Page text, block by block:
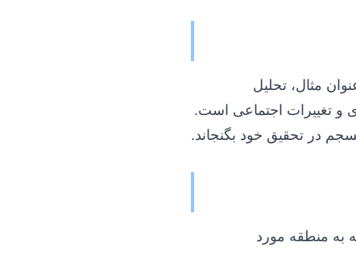
مثال، تحلیل
و تغییرات اجتماعی است.
در تحقیق خود بگنجاند.
به منطقه مورد